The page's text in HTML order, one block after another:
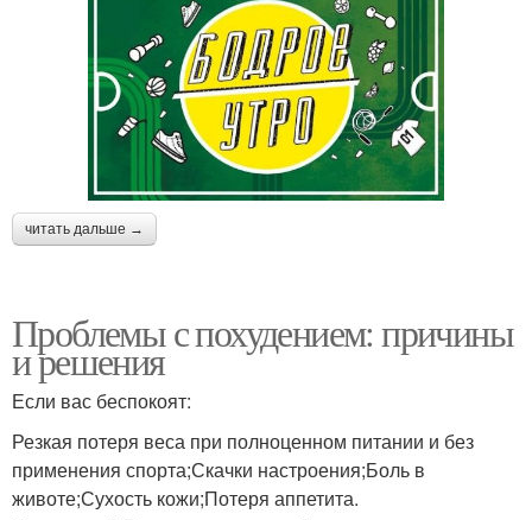
читать дальше →
Проблемы с похудением: причины
и решения
Если вас беспокоят:
Резкая потеря веса при полноценном питании и без
применения спорта;Скачки настроения;Боль в
животе;Сухость кожи;Потеря аппетита.